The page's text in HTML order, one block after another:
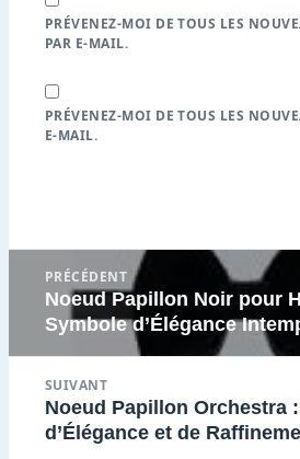
PRÉVENEZ-MOI DE TOUS LES
PAR E-MAIL.
PRÉVENEZ-MOI DE TOUS LES
E-MAIL.
l’article
PRÉCÉDENT
Article
précédent
Noeud Papillon Noir pour
Symbole d’Élégance
SUIVANT
Article
suivant
Noeud Papillon Orchestra
d’Élégance et de